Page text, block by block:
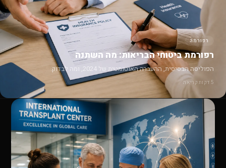
רפורמה
רפורמת ביטוחי הבריאות: מה השתנה
הפוליסה הבסיסית, ההעברה האוטומטית של 2024, ומה לבדוק.
5 דקות קריאה